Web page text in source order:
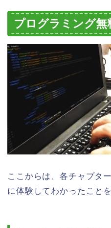
プログラミング無
ここからは、各チャプタ
に体験してわかったこと